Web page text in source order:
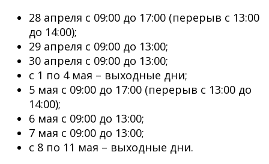
28 апреля с 09:00 до 17:00 (перерыв с 13:00
до 14:00);
29 апреля с 09:00 до 13:00;
30 апреля с 09:00 до 13:00;
с 1 по 4 мая – выходные дни;
5 мая с 09:00 до 17:00 (перерыв с 13:00 до
14:00);
6 мая с 09:00 до 13:00;
7 мая с 09:00 до 13:00;
с 8 по 11 мая – выходные дни.